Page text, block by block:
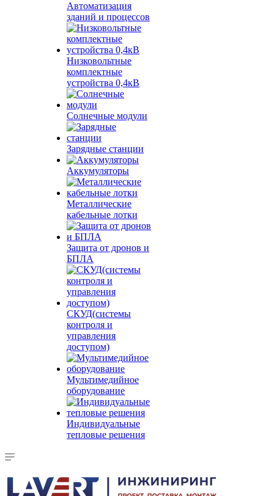
Автоматизация
зданий и процессов
Низковольтные
комплектные
устройства 0,4кВ
Солнечные модули
Зарядные станции
Аккумуляторы
Металлические
кабельные лотки
Защита от дронов и
БПЛА
СКУД(системы
контроля и
управления
доступом)
Мультимедийное
оборудование
Индивидуальные
тепловые решения